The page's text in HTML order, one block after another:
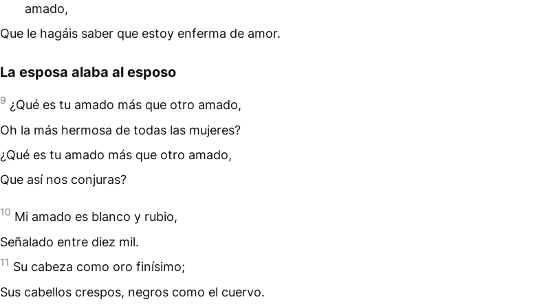
amado,
Que le hagáis saber que estoy enferma de amor.
La esposa alaba al esposo
9 ¿Qué es tu amado más que otro amado,
Oh la más hermosa de todas las mujeres?
¿Qué es tu amado más que otro amado,
Que así nos conjuras?
10 Mi amado es blanco y rubio,
Señalado entre diez mil.
11 Su cabeza como oro finísimo;
Sus cabellos crespos, negros como el cuervo.